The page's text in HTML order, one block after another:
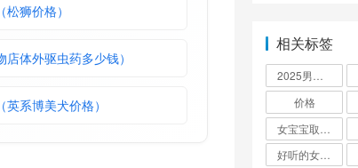
狮价格）
体外驱虫药多少钱）
系博美犬价格）
相关标签
价格